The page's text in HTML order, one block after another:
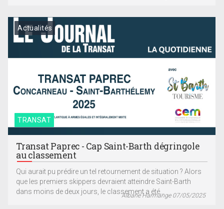
TRANSAT
Actualités
Transat Paprec - Cap Saint-Barth dégringole
au classement
Qui aurait pu prédire un tel retournement de situation ? Alors
que les premiers skippers devraient atteindre Saint-Barth
dans moins de deux jours, le classement a été...Albane Harmange 07/05/2025